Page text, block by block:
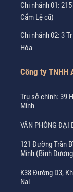
Chi nhánh 01:
Cẩm Lệ cũ)
Chi nhánh 02: 3
Hòa
Công ty TNHH
Trụ sở chính: 39
Minh
VĂN PHÒNG ĐẠI
121 Đường Trần
Minh (Bình
K38 Đường D3,
Nai